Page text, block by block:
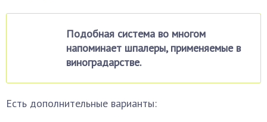
Подобная система во многом
напоминает шпалеры, применяемые в
виноградарстве.
Есть дополнительные варианты: